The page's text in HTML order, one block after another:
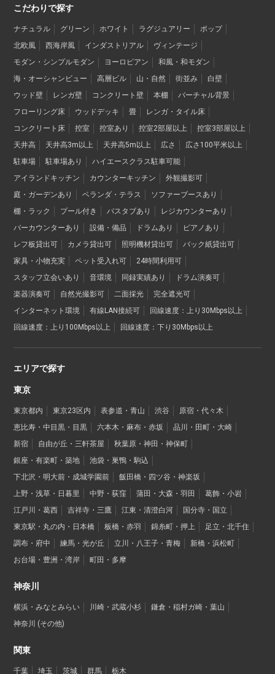
こだわりで探す
ナチュラル グリーン ホワイト ラグジュアリー
ポップ
北欧風
西海岸風 インダストリアル
ヴィンテージ
モダン・シンプルモダン
ヨーロピアン
和風・和モダン
海・オーシャンビュー
高層ビル 山・自然 街並み
白壁
ウッド壁
レンガ壁 コンクリート壁 本棚
バーチャル背景
フローリング床
ウッドデッキ 畳
レンガ・タイル床
コンクリート床
控室 控室あり 控室2部屋以上
控室3部屋以上
天井高
天井高3m以上 天井高5m以上 広さ
広さ100平米以上
駐車場
駐車場あり
ハイエースクラス駐車可能
アイランドキッチン
カウンターキッチン
外観撮影可
庭・ガーデンあり
ベランダ・テラス
ソファーブースあり
棚・ラック
プール付き バスタブあり
レジカウンターあり
バーカウンターあり
設備・備品 ドラムあり
ピアノあり
レフ板貸出可
カメラ貸出可 照明機材貸出可
バック紙貸出可
家具・小物充実
ペット受入れ可
24時間利用可
スタッフ立会いあり
音環境 同録実績あり
ドラム演奏可
楽器演奏可
自然光撮影可 二面採光
完全遮光可
インターネット環境
有線LAN接続可
回線速度：上り30Mbps以上
回線速度：上り100Mbps以上
回線速度：下り30Mbps以上
エリアで探す
東京
東京都内 東京23区内 表参道・青山 渋谷
原宿・代々木
恵比寿・中目黒・目黒
六本木・麻布・赤坂
品川・田町・大崎
新宿
自由が丘・三軒茶屋
秋葉原・神田・神保町
銀座・有楽町・築地
池袋・巣鴨・駒込
下北沢・明大前・成城学園前
飯田橋・四ツ谷・神楽坂
上野・浅草・日暮里
中野・荻窪 蒲田・大森・羽田
葛飾・小岩
江戸川・葛西
吉祥寺・三鷹 江東・清澄白河
国分寺・国立
東京駅・丸の内・日本橋
板橋・赤羽 錦糸町・押上
足立・北千住
調布・府中
練馬・光が丘 立川・八王子・青梅
新橋・浜松町
お台場・豊洲・湾岸
町田・多摩
神奈川
横浜・みなとみらい 川崎・武蔵小杉
鎌倉・稲村ガ崎・葉山
神奈川 (その他)
関東
千葉 埼玉 茨城 群馬 栃木